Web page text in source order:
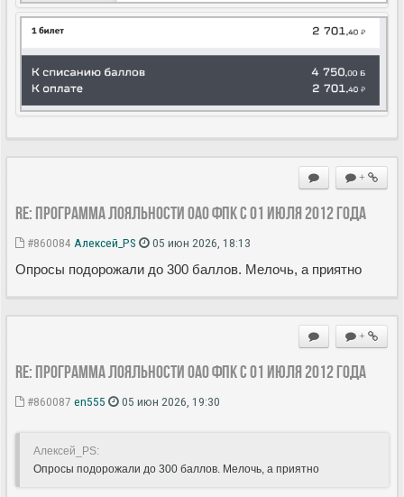
+
Re: Программа лояльности ОАО ФПК с 01 июля 2012 года
#860084 Алексей_PS 05 июн 2026, 18:13
Опросы подорожали до 300 баллов. Мелочь, а приятно
+
Re: Программа лояльности ОАО ФПК с 01 июля 2012 года
#860087 en555 05 июн 2026, 19:30
Алексей_PS:
Опросы подорожали до 300 баллов. Мелочь, а приятно